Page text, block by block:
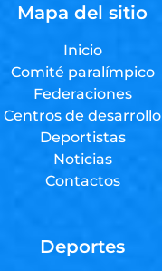
Mapa del sitio
Inicio
Comité paralímpico
Federaciones
Centros de desarrollo
Deportistas
Noticias
Contactos
Deportes